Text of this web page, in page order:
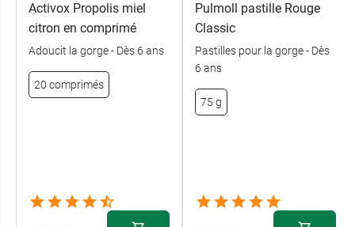
Activox Propolis miel
citron en comprimé
Adoucit la gorge - Dès 6 ans
20 comprimés
Pulmoll pastille Rouge
Classic
Pastilles pour la gorge - Dès
6 ans
75 g